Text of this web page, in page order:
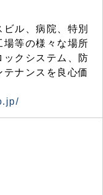
ル、病院、特別
等の様々な場所
クシステム、防
ナンスを良心価